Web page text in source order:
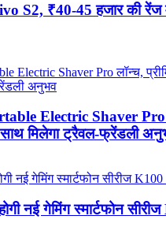
S2, ₹40-45 हजार की रेंज
Electric Shaver Pro
साथ मिलेगा ट्रैवल-फ्रेंडली
नई गेमिंग स्मार्टफोन